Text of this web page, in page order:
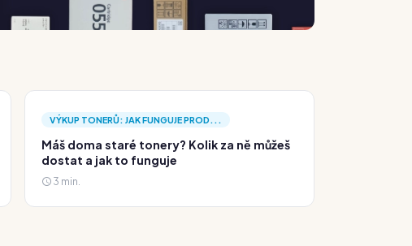
VÝKUP TONERŮ: JAK FUNGUJE PROD...
Máš doma staré tonery? Kolik za ně můžeš
dostat a jak to funguje
3 min.